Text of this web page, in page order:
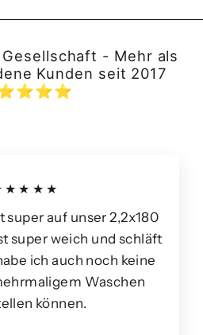
- Mehr als
Kunden seit 2017
super auf unser 2,2x180
super weich und schläft
ich auch noch keine
Waschen
können.